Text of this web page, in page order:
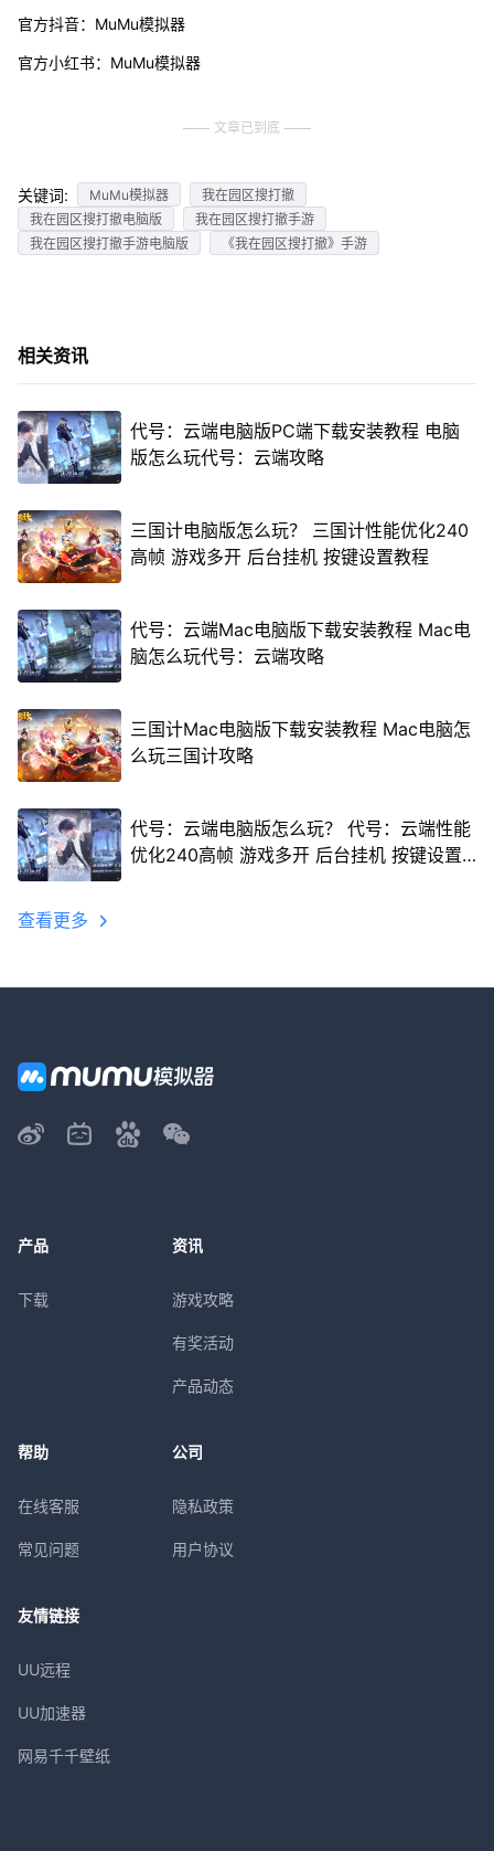
官方抖音：MuMu模拟器
官方小红书：MuMu模拟器
文章已到底
关键词: MuMu模拟器
我在园区搜打撤
我在园区搜打撤电脑版
我在园区搜打撤手游
我在园区搜打撤手游电脑版
《我在园区搜打撤》手游
相关资讯
代号：云端电脑版PC端下载安装教程 电脑
版怎么玩代号：云端攻略
三国计电脑版怎么玩？ 三国计性能优化240
高帧 游戏多开 后台挂机 按键设置教程
代号：云端Mac电脑版下载安装教程 Mac电
脑怎么玩代号：云端攻略
三国计Mac电脑版下载安装教程 Mac电脑怎
么玩三国计攻略
代号：云端电脑版怎么玩？ 代号：云端性能
优化240高帧 游戏多开 后台挂机 按键设置
查看更多
产品
下载
资讯
游戏攻略
有奖活动
产品动态
帮助
在线客服
常见问题
公司
隐私政策
用户协议
友情链接
UU远程
UU加速器
网易千千壁纸